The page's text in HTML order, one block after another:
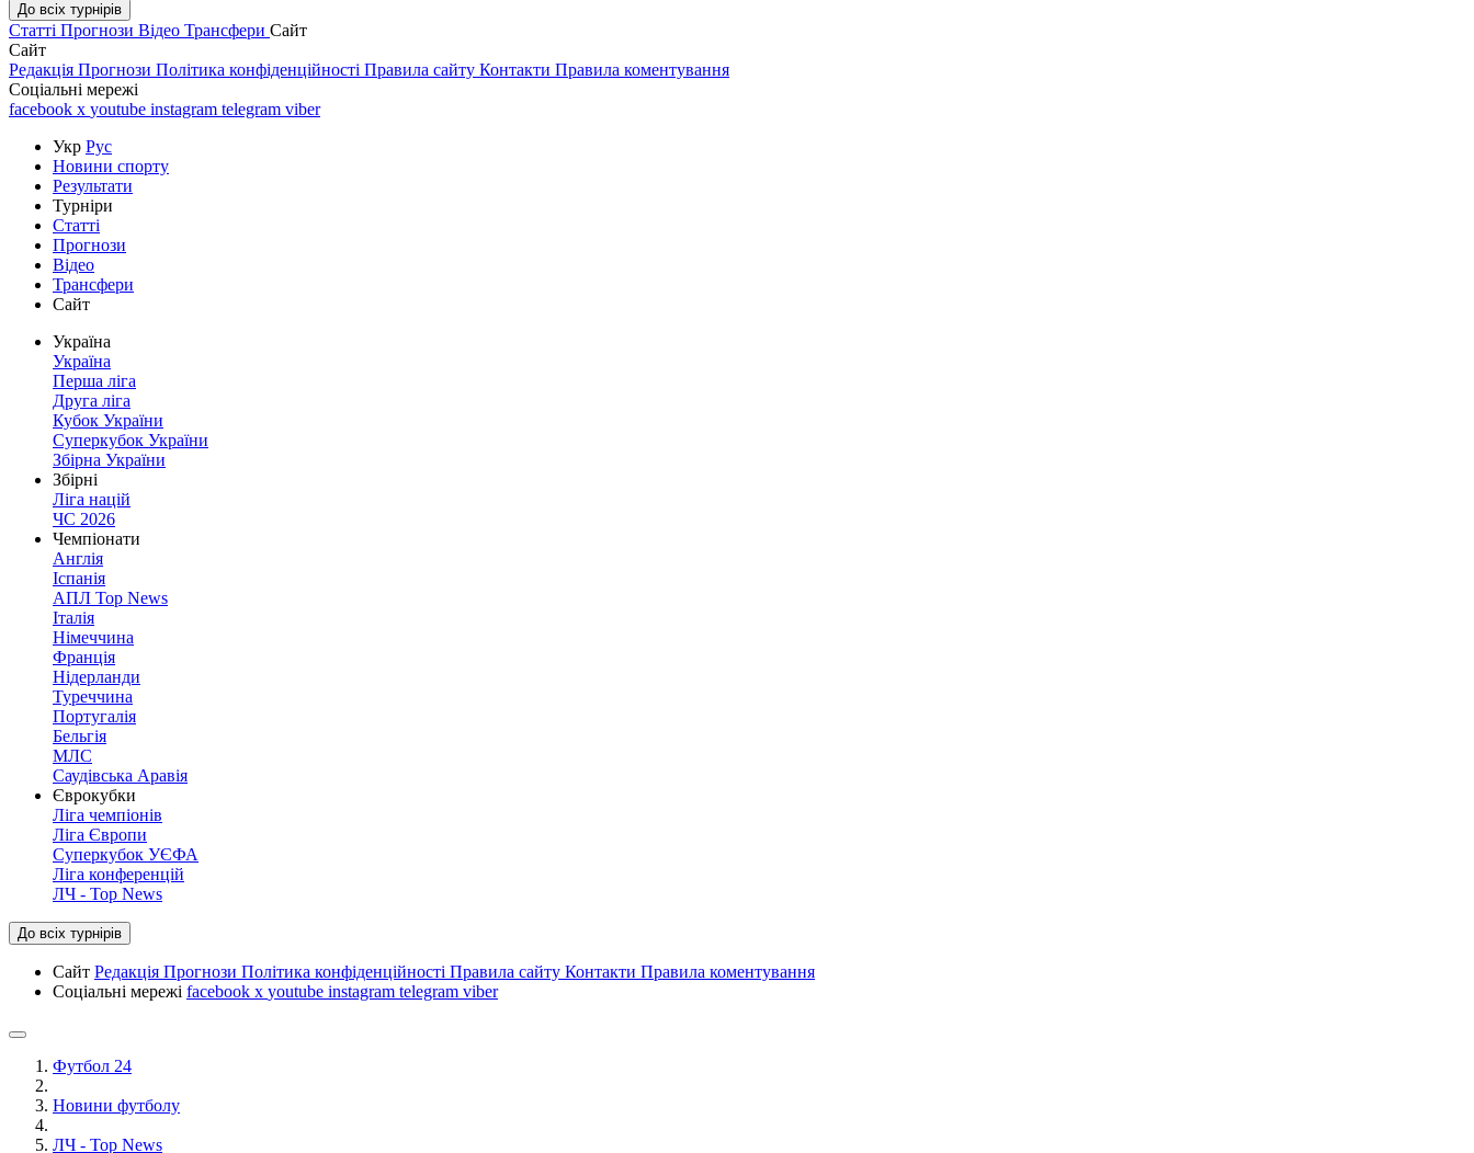
До всіх турнірів
Статті Прогнози Відео Трансфери Сайт
Сайт
Редакція Прогнози Політика конфіденційності Правила сайту Контакти Правила коментування
Соціальні мережі
facebook x youtube instagram telegram viber
Укр Рус
Новини спорту
Результати
Турніри
Статті
Прогнози
Відео
Трансфери
Сайт
Україна
Україна
Перша ліга
Друга ліга
Кубок України
Суперкубок України
Збірна України
Збірні
Ліга націй
ЧС 2026
Чемпіонати
Англія
Іспанія
АПЛ Top News
Італія
Німеччина
Франція
Нідерланди
Туреччина
Португалія
Бельгія
МЛС
Саудівська Аравія
Єврокубки
Ліга чемпіонів
Ліга Європи
Суперкубок УЄФА
Ліга конференцій
ЛЧ - Top News
До всіх турнірів
Сайт Редакція Прогнози Політика конфіденційності Правила сайту Контакти Правила коментування
Соціальні мережі facebook x youtube instagram telegram viber
Футбол 24
Новини футболу
ЛЧ - Top News